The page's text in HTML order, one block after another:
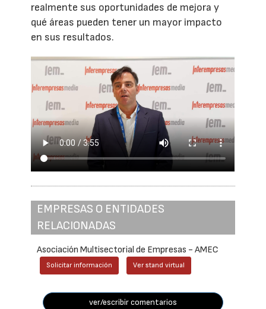
realmente sus oportunidades de mejora y
qué áreas pueden tener un mayor impacto
en sus resultados.
EMPRESAS O ENTIDADES
RELACIONADAS
Asociación Multisectorial de Empresas - AMEC
Solicitar información Ver stand virtual
ver/escribir comentarios